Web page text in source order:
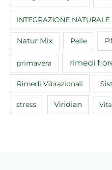
INTEGRAZIONE NATURALE
Natur Mix Pelle
primavera rimedi
Rimedi Vibrazionali
stress Viridian